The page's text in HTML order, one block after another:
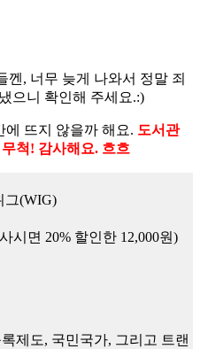
껜, 너무 늦게 나와서 정말 죄
으니 확인해 주세요.:)
에 뜨지 않을까 해요. 도서관
척! 감사해요. 흐흐
그(WIG)
시면 20% 할인한 12,000원)
제도, 국민국가, 그리고 트랜